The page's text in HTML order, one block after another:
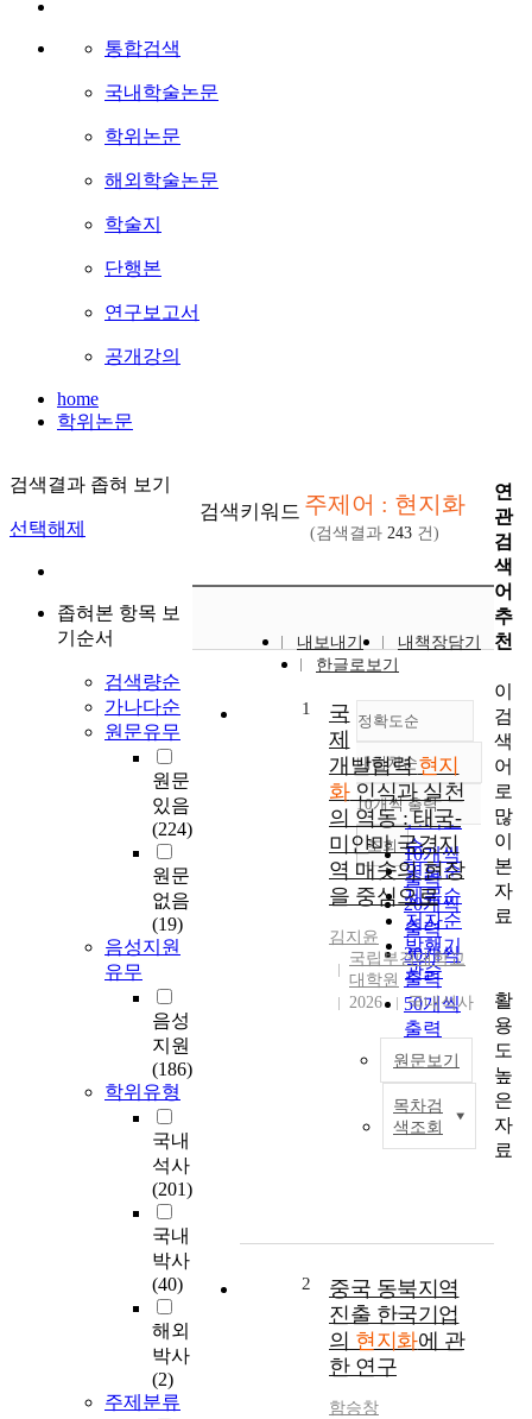
통합검색
국내학술논문
학위논문
해외학술논문
학술지
단행본
연구보고서
공개강의
home
학위논문
검색결과 좁혀 보기
선택해제
좁혀본 항목 보
기순서
검색량순
가나다순
원문유무
원문
있음
(224)
원문
없음
(19)
음성지원
유무
음성
지원
(186)
학위유형
국내
석사
(201)
국내
박사
(40)
해외
박사
(2)
주제분류
검색키워드 주제어 : 현지화
(검색결과 243 건)
내보내기
내책장담기
한글로보기
정확도순
정확도
순
인기도
순
연도순
제목순
저자순
발행기
관순
내림차순
내림차순
10개씩 출력
10개씩
출력
20개씩
출력
30개씩
출력
50개씩
출력
100개씩
출력
조회
1
국
제
개발협력현지
화인식과 실천
의 역동 : 태국-
미얀마 국경지
역 매솟의 현장
을 중심으로
김지윤
국립부경대학교
대학원
2026
국내석사
원문보기
목차검
색조회
2
중국 동북지역
진출 한국기업
의 현지화에 관
한 연구
함승창
연
관
검
색
어
추
천
이
검
색
어
로
많
이
본
자
료
활
용
도
높
은
자
료